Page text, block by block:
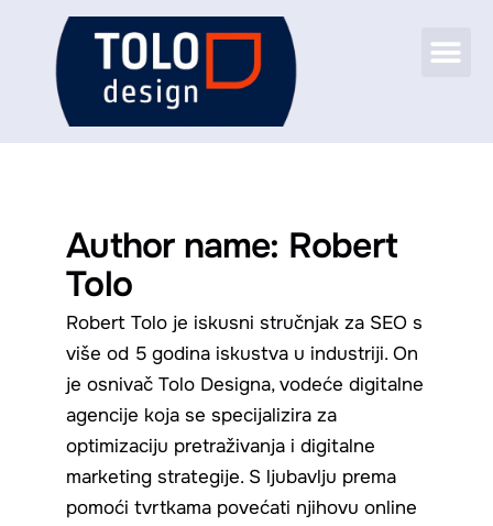
content
Author name: Robert
Tolo
Robert Tolo je iskusni stručnjak za SEO s
više od 5 godina iskustva u industriji. On
je osnivač Tolo Designa, vodeće digitalne
agencije koja se specijalizira za
optimizaciju pretraživanja i digitalne
marketing strategije. S ljubavlju prema
pomoći tvrtkama povećati njihovu online